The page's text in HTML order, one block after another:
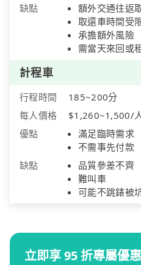
缺點
額外交通往返
取還車時間受
承擔額外風險
需當天來回或
計程車
行程時間
185~200分
每人價格
$1,260~1,500/
優點
滿足臨時需求
不需事先付款
缺點
品質參差不齊
難叫車
可能不跳錶被
立即享 95 折專屬優惠